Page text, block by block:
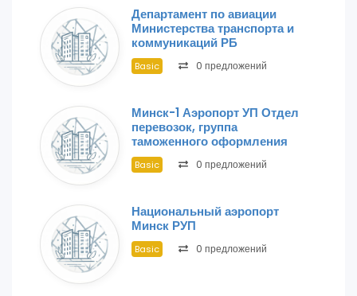
Департамент по авиации
Министерства транспорта и
коммуникаций РБ
Basic 0 предложений
Минск-1 Аэропорт УП Отдел
перевозок, группа
таможенного оформления
Basic 0 предложений
Национальный аэропорт
Минск РУП
Basic 0 предложений